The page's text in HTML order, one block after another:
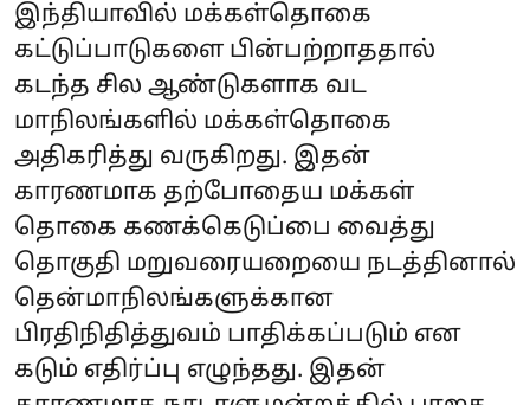
இந்தியாவில் மக்கள்தொகை
கட்டுப்பாடுகளை பின்பற்றாததால்
கடந்த சில ஆண்டுகளாக வட
மாநிலங்களில் மக்கள்தொகை
அதிகரித்து வருகிறது. இதன்
காரணமாக தற்போதைய மக்கள்
தொகை கணக்கெடுப்பை வைத்து
தொகுதி மறுவரையறையை நடத்தினால்
தென்மாநிலங்களுக்கான
பிரதிநிதித்துவம் பாதிக்கப்படும் என
கடும் எதிர்ப்பு எழுந்தது. இதன்